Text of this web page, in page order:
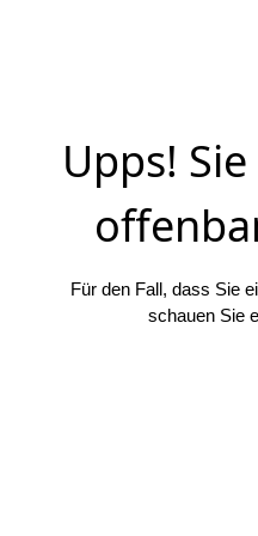
Upps!
Für den Fall, dass Sie
schauen Sie